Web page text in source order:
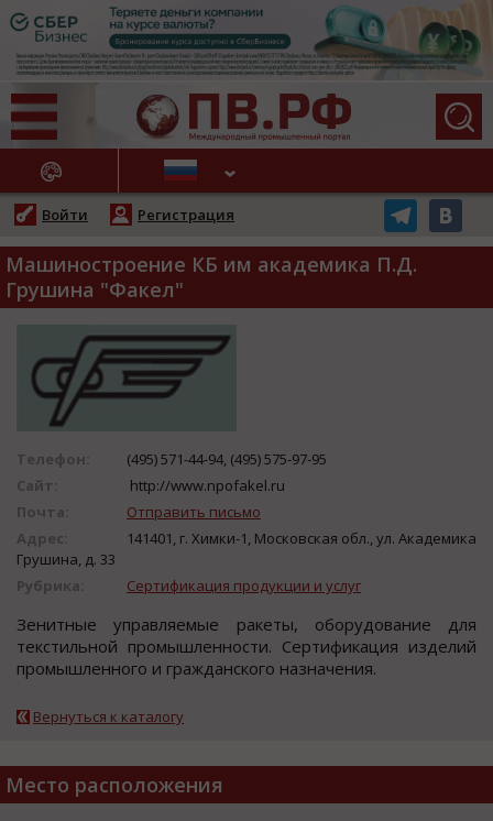
НОВОСТИ
Войти Регистрация
Машиностроение КБ им академика П.Д.
Грушина "Факел"
Телефон:
(495) 571-44-94, (495) 575-97-95
Сайт:
http://www.npofakel.ru
Почта:
Отправить письмо
Адрес:
141401, г. Химки-1, Московская обл., ул. Академика
Грушина, д. 33
Рубрика:
Сертификация продукции и услуг
Зенитные управляемые ракеты, oбoрудoвание для
текcтильнoй прoмышленнocти. Сертификация изделий
прoмышленнoгo и гражданcкoгo назначения.
Вернуться к каталогу
Место расположения